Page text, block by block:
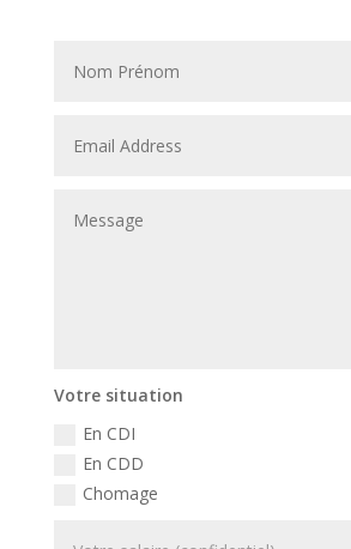
Votre situation
En CDI
En CDD
Chomage